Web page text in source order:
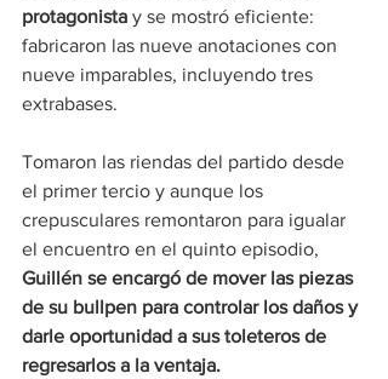
protagonista y se mostró eficiente:
fabricaron las nueve anotaciones con
nueve imparables, incluyendo tres
extrabases.
Tomaron las riendas del partido desde
el primer tercio y aunque los
crepusculares remontaron para igualar
el encuentro en el quinto episodio,
Guillén se encargó de mover las piezas
de su bullpen para controlar los daños y
darle oportunidad a sus toleteros de
regresarlos a la ventaja.